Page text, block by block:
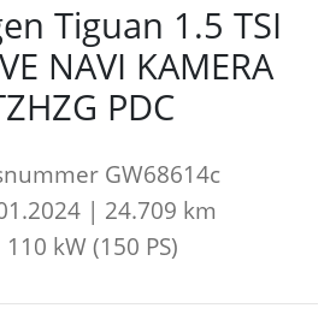
Tiguan 1.5 TSI
NAVI KAMERA
PDC
GW68614c
| 24.709 km
110 kW (150 PS)